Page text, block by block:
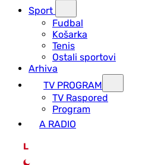
Sport
Fudbal
Košarka
Tenis
Ostali sportovi
Arhiva
TV PROGRAM
ТV Raspored
Program
A RADIO
L